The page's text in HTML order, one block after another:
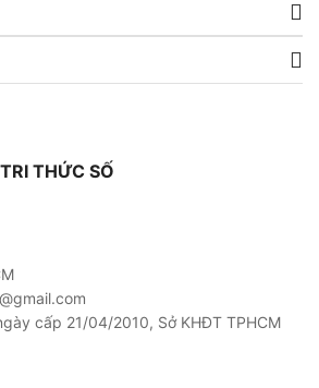
THỨC SỐ
cấp 21/04/2010, Sở KHĐT TPHCM